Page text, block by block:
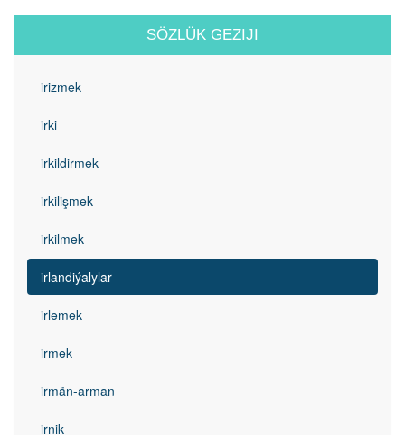
SÖZLÜK GEZIJI
irizmek
irki
irkildirmek
irkilişmek
irkilmek
irlandiýalylar
irlemek
irmek
irmän-arman
irnik